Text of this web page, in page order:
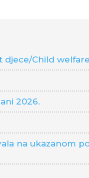
djece/Child
2026.
na ukazanom